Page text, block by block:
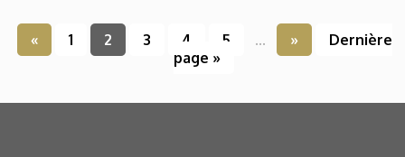
« 1 2 3 4 5 ... »
Dernière
page »